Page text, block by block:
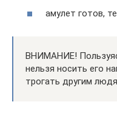
амулет готов,
ВНИМАНИЕ!
нельзя носить его
трогать другим